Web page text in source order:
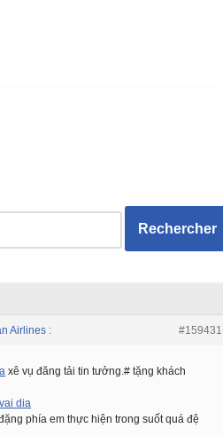
Airlines : #159431
xê vụ đăng tải tin tưởng.# tặng khách
vai dia
phía em thực hiện trong suốt quá đệ